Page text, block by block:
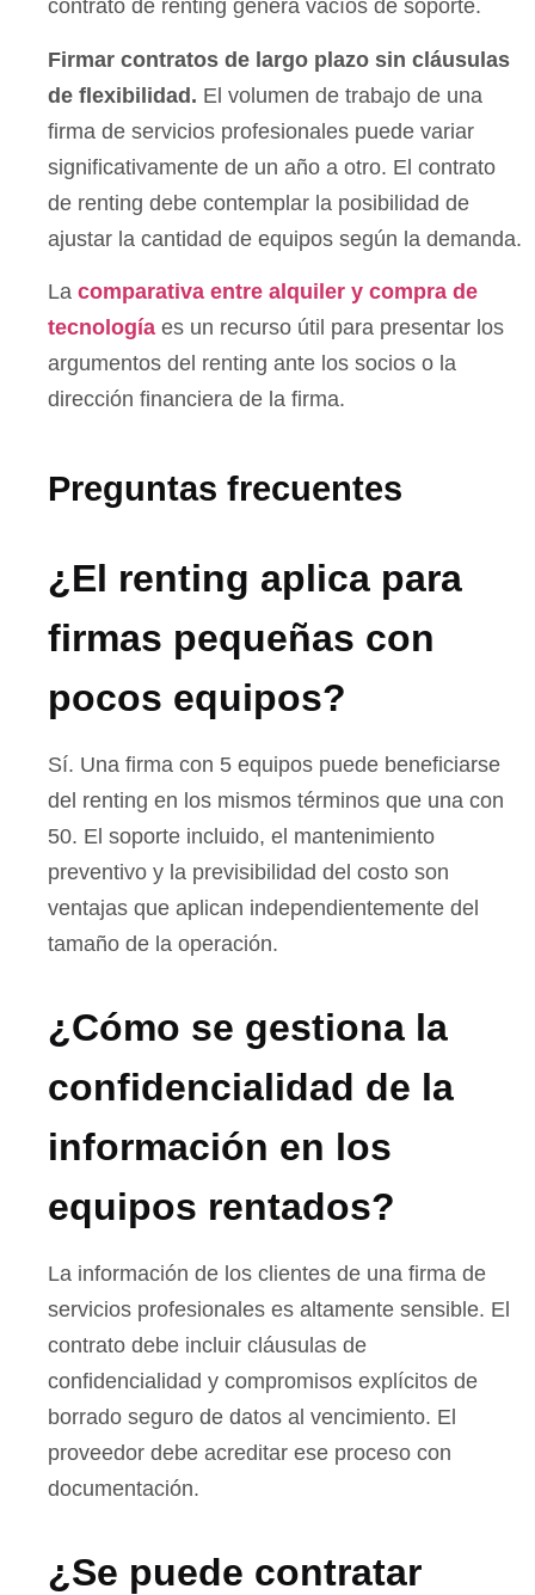
contrato de renting genera vacíos de soporte.
Firmar contratos de largo plazo sin cláusulas
de flexibilidad. El volumen de trabajo de una
firma de servicios profesionales puede variar
significativamente de un año a otro. El contrato
de renting debe contemplar la posibilidad de
ajustar la cantidad de equipos según la demanda.
La comparativa entre alquiler y compra de
tecnología es un recurso útil para presentar los
argumentos del renting ante los socios o la
dirección financiera de la firma.
Preguntas frecuentes
¿El renting aplica para
firmas pequeñas con
pocos equipos?
Sí. Una firma con 5 equipos puede beneficiarse
del renting en los mismos términos que una con
50. El soporte incluido, el mantenimiento
preventivo y la previsibilidad del costo son
ventajas que aplican independientemente del
tamaño de la operación.
¿Cómo se gestiona la
confidencialidad de la
información en los
equipos rentados?
La información de los clientes de una firma de
servicios profesionales es altamente sensible. El
contrato debe incluir cláusulas de
confidencialidad y compromisos explícitos de
borrado seguro de datos al vencimiento. El
proveedor debe acreditar ese proceso con
documentación.
¿Se puede contratar